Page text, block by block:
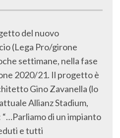
del nuovo
(Lega Pro/girone
settimane, nella fase
2020/21. Il progetto è
Gino Zavanella (lo
Allianz Stadium,
“…Parliamo di un impianto
e tutti